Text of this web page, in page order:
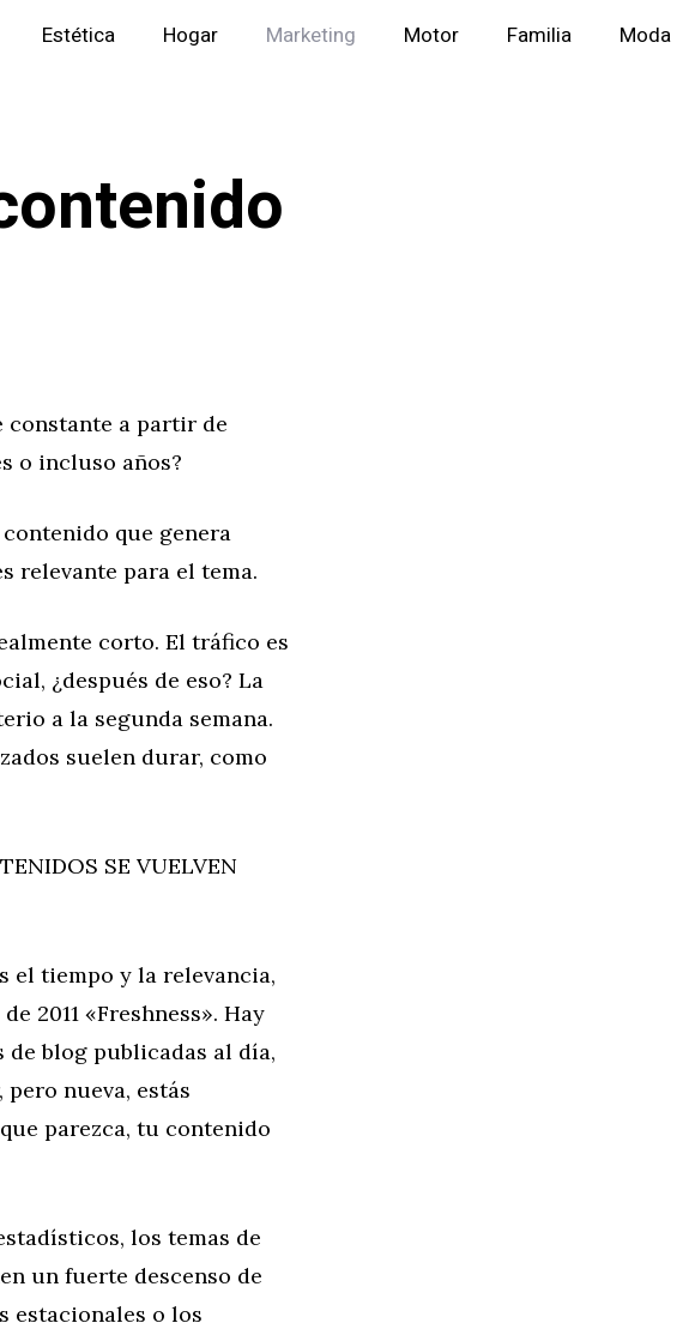
Estética Hogar Marketing Motor Familia Moda
a partir de
o incluso años?
que genera
relevante para el tema.
corto. El tráfico es
¿después de eso? La
a la segunda semana.
suelen durar, como
SE VUELVEN
el tiempo y la relevancia,
2011 «Freshness». Hay
de blog publicadas al día,
nueva, estás
parezca, tu contenido
los temas de
un fuerte descenso de
estacionales o los